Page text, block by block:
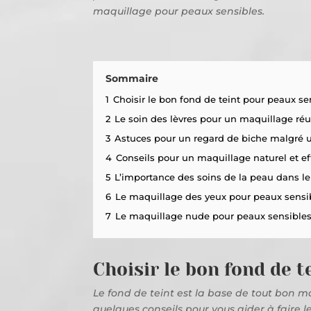
maquillage pour peaux sensibles.
Sommaire
1 Choisir le bon fond de teint pour peaux
2 Le soin des lèvres pour un maquillage
3 Astuces pour un regard de biche malgré
4 Conseils pour un maquillage naturel et
5 L’importance des soins de la peau dans
6 Le maquillage des yeux pour peaux
7 Le maquillage nude pour peaux
Choisir le bon fond de
Le fond de teint est la base de tout bon